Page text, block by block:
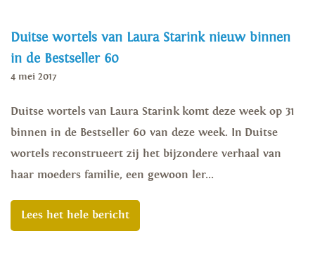
Duitse wortels van Laura Starink nieuw binnen
in de Bestseller 60
4 mei 2017
Duitse wortels van Laura Starink komt deze week op 31
binnen in de Bestseller 60 van deze week. In Duitse
wortels reconstrueert zij het bijzondere verhaal van
haar moeders familie, een gewoon ler...
Lees het hele bericht